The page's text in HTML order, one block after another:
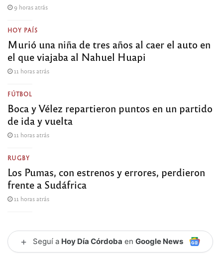
9 horas atrás
HOY PAÍS
Murió una niña de tres años al caer el auto en
el que viajaba al Nahuel Huapi
11 horas atrás
FÚTBOL
Boca y Vélez repartieron puntos en un partido
de ida y vuelta
11 horas atrás
RUGBY
Los Pumas, con estrenos y errores, perdieron
frente a Sudáfrica
11 horas atrás
+ Seguí a Hoy Día Córdoba en Google News